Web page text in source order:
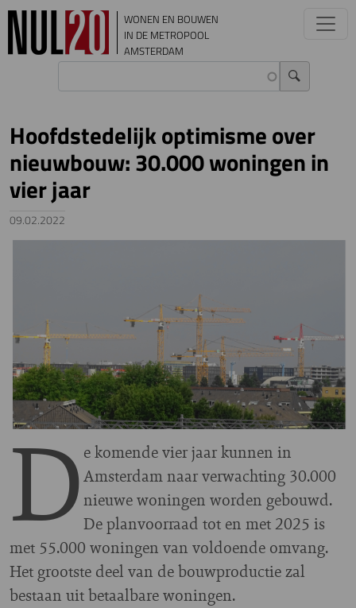
Overslaan en naar de inhoud gaan
WONEN EN BOUWEN
IN DE METROPOOL
AMSTERDAM
Hoofdstedelijk optimisme over
nieuwbouw: 30.000 woningen in
vier jaar
09.02.2022
D e komende vier jaar kunnen in
Amsterdam naar verwachting 30.000
nieuwe woningen worden gebouwd.
De planvoorraad tot en met 2025 is
met 55.000 woningen van voldoende omvang.
Het grootste deel van de bouwproductie zal
bestaan uit betaalbare woningen.